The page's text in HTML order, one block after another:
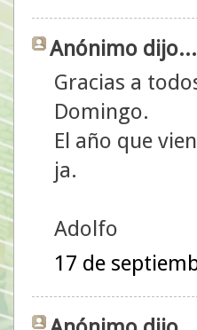
Anónimo dijo...
Gracias a
Domingo.
El año que
ja.
Adolfo
17 de